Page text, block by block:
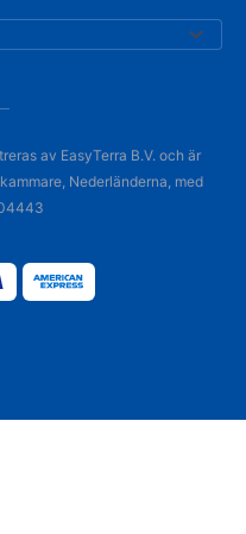
av EasyTerra B.V. och är
Nederländerna, med